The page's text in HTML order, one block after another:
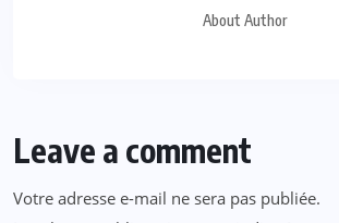
About Author
Leave a comment
Votre adresse e-mail ne sera pas publiée.